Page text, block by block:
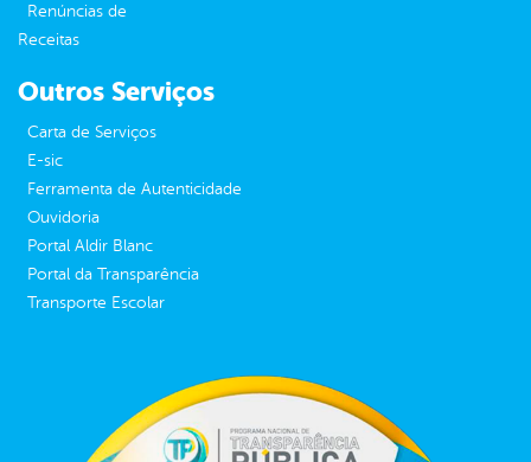
Renúncias de
Receitas
Outros Serviços
Carta de Serviços
E-sic
Ferramenta de Autenticidade
Ouvidoria
Portal Aldir Blanc
Portal da Transparência
Transporte Escolar